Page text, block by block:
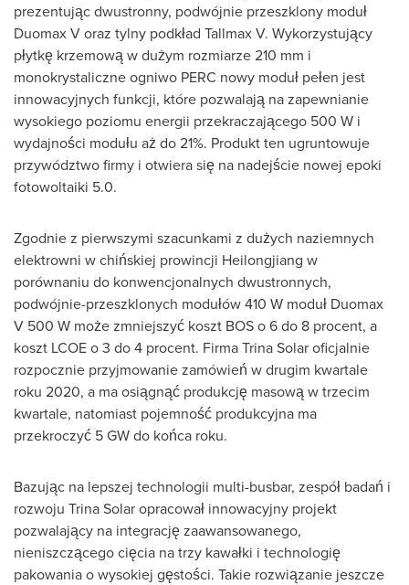
prezentując dwustronny, podwójnie przeszklony moduł
Duomax V oraz tylny podkład Tallmax V. Wykorzystujący
płytkę krzemową w dużym rozmiarze 210 mm i
monokrystaliczne ogniwo PERC nowy moduł pełen jest
innowacyjnych funkcji, które pozwalają na zapewnianie
wysokiego poziomu energii przekraczającego 500 W i
wydajności modułu aż do 21%. Produkt ten ugruntowuje
przywództwo firmy i otwiera się na nadejście nowej epoki
fotowoltaiki 5.0.
Zgodnie z pierwszymi szacunkami z dużych naziemnych
elektrowni w chińskiej prowincji Heilongjiang w
porównaniu do konwencjonalnych dwustronnych,
podwójnie-przeszklonych modułów 410 W moduł Duomax
V 500 W może zmniejszyć koszt BOS o 6 do 8 procent, a
koszt LCOE o 3 do 4 procent. Firma Trina Solaroficjalnie
rozpocznie przyjmowanie zamówień w drugim kwartale
roku 2020, a ma osiągnąć produkcję masową w trzecim
kwartale, natomiast pojemność produkcyjna ma
przekroczyć 5 GW do końca roku.
Bazując na lepszej technologii multi-busbar, zespół badań i
rozwoju Trina Solaropracował innowacyjny projekt
pozwalający na integrację zaawansowanego,
nieniszczącego cięcia na trzy kawałki i technologię
pakowania o wysokiej gęstości. Takie rozwiązanie jeszcze